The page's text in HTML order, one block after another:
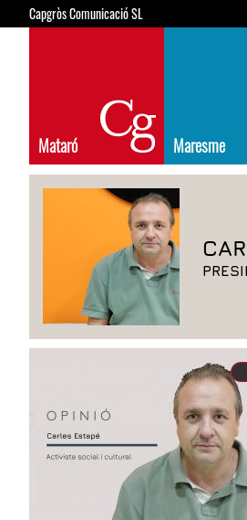
Capgròs Comunicació SL
Mataró Maresme